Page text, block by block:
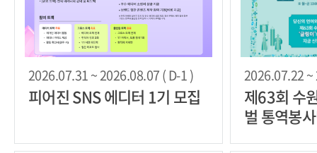
2026.07.31 ~ 2026.08.07 ( D-1 )
피어진 SNS 에디터 1기 모집
2026.07.22 ~
제63회 수
벌 통역봉